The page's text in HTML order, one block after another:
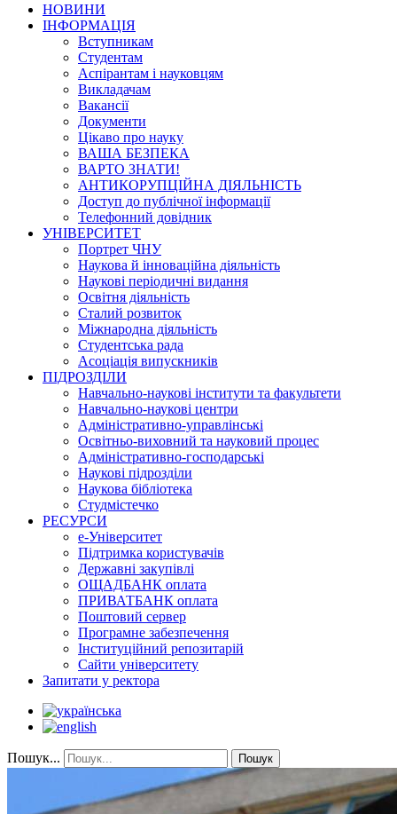
НОВИНИ
ІНФОРМАЦІЯ
Вступникам
Студентам
Аспірантам і науковцям
Викладачам
Вакансії
Документи
Цікаво про науку
ВАША БЕЗПЕКА
ВАРТО ЗНАТИ!
АНТИКОРУПЦІЙНА ДІЯЛЬНІСТЬ
Доступ до публічної інформації
Телефонний довідник
УНІВЕРСИТЕТ
Портрет ЧНУ
Наукова й інноваційна діяльність
Наукові періодичні видання
Освітня діяльність
Сталий розвиток
Міжнародна діяльність
Студентська рада
Асоціація випускників
ПІДРОЗДІЛИ
Навчально-наукові інститути та факультети
Навчально-наукові центри
Адміністративно-управлінські
Освітньо-виховний та науковий процес
Адміністративно-господарські
Наукові підрозділи
Наукова бібліотека
Студмістечко
РЕСУРСИ
е-Університет
Підтримка користувачів
Державні закупівлі
ОЩАДБАНК оплата
ПРИВАТБАНК оплата
Поштовий сервер
Програмне забезпечення
Інституційний репозитарій
Сайти університету
Запитати у ректора
Пошук... Пошук